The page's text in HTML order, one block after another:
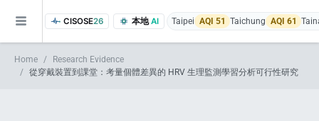
CISOSE26 本地AI Taipei AQI 51 Taichung AQI 61
Home
Research Evidence
從穿戴裝置到課堂：考量個體差異的 HRV 生理監測學習分析可行性研究